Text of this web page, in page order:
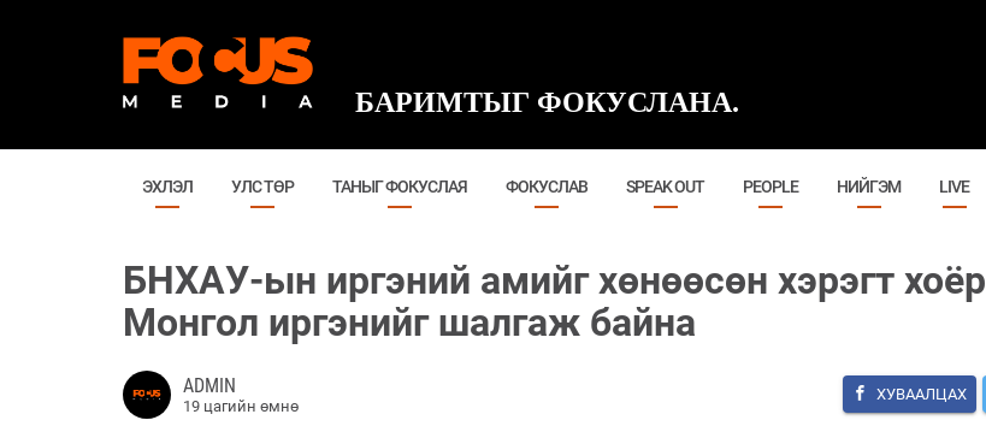
БАРИМТЫГ ФОКУСЛАНА.
ЭХЛЭЛ УЛС ТӨР ТАНЫГ ФОКУСЛАЯ ФОКУСЛАВ SPEAK OUT PEOPLE НИЙГЭМ LIVE
БНХАУ-ын иргэний амийг хөнөөсөн хэрэгт хоёр
Монгол иргэнийг шалгаж байна
ADMIN
19 цагийн өмнө
ХУВААЛЦАХ